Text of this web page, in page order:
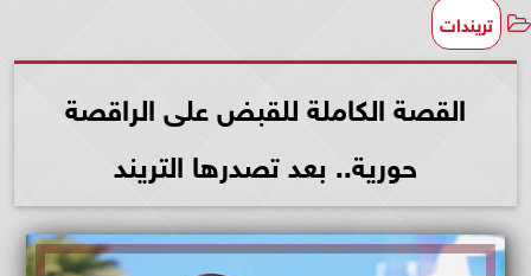
تريندات
القصة الكاملة للقبض على الراقصة
حورية.. بعد تصدرها التريند